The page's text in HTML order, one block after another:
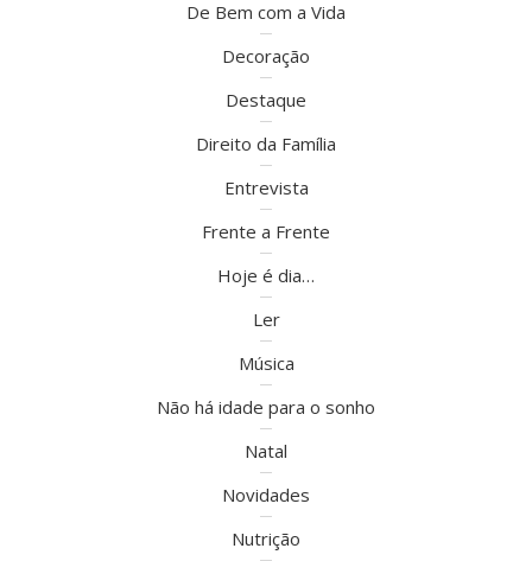
De Bem com a Vida
Decoração
Destaque
Direito da Família
Entrevista
Frente a Frente
Hoje é dia…
Ler
Música
Não há idade para o sonho
Natal
Novidades
Nutrição